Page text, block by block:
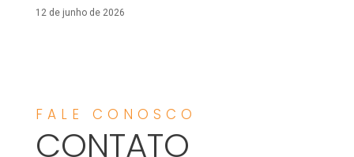
12 de junho de 2026
FALE CONOSCO
CONTATO